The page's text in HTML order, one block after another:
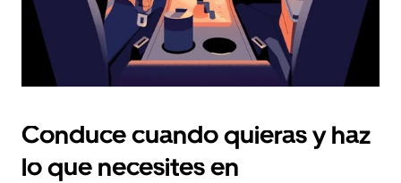
Conduce cuando quieras y haz
lo que necesites en